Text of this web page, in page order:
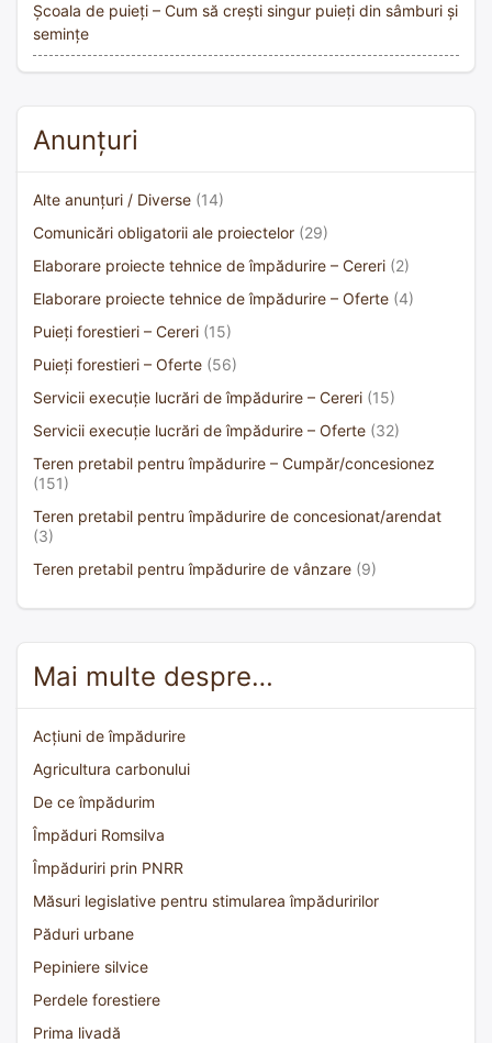
Școala de puieți – Cum să crești singur puieți din sâmburi și
semințe
Anunțuri
Alte anunțuri / Diverse (14)
Comunicări obligatorii ale proiectelor (29)
Elaborare proiecte tehnice de împădurire – Cereri (2)
Elaborare proiecte tehnice de împădurire – Oferte (4)
Puieți forestieri – Cereri (15)
Puieți forestieri – Oferte (56)
Servicii execuție lucrări de împădurire – Cereri (15)
Servicii execuție lucrări de împădurire – Oferte (32)
Teren pretabil pentru împădurire – Cumpăr/concesionez
(151)
Teren pretabil pentru împădurire de concesionat/arendat
(3)
Teren pretabil pentru împădurire de vânzare (9)
Mai multe despre…
Acțiuni de împădurire
Agricultura carbonului
De ce împădurim
Împăduri Romsilva
Împăduriri prin PNRR
Măsuri legislative pentru stimularea împăduririlor
Păduri urbane
Pepiniere silvice
Perdele forestiere
Prima livadă